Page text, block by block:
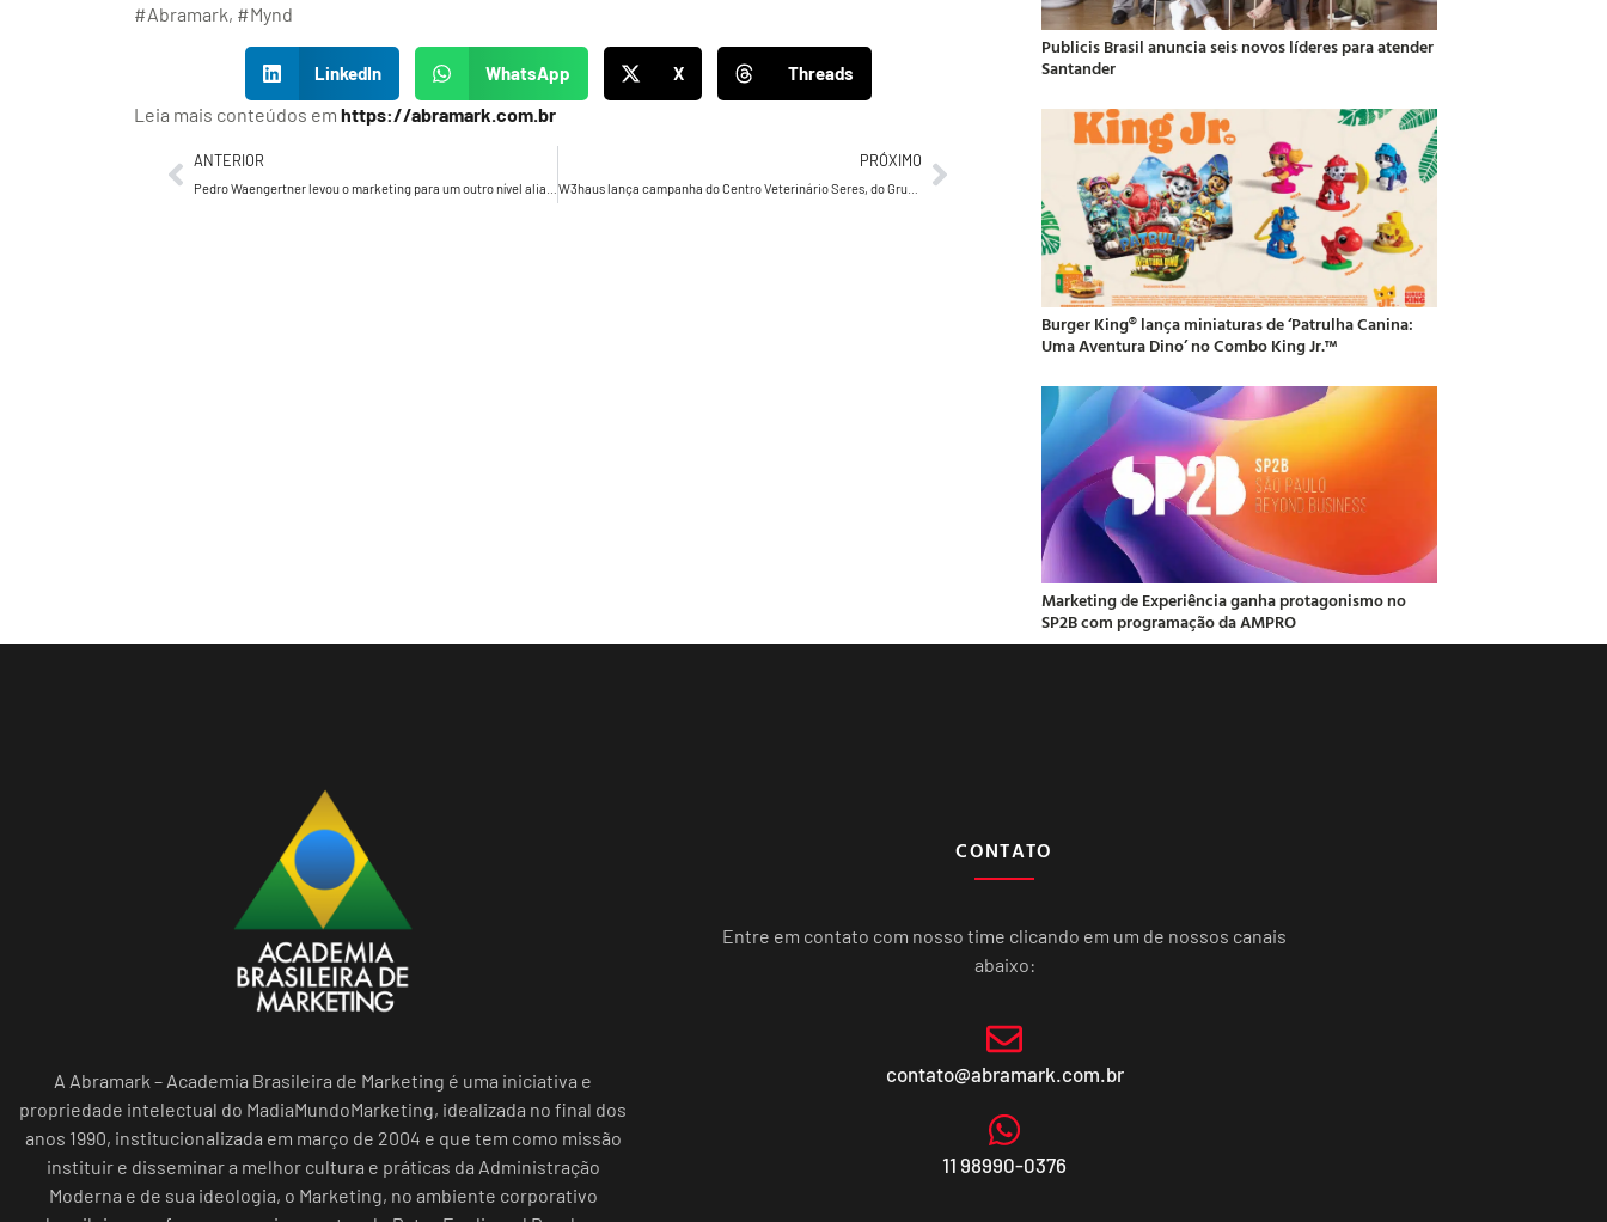
#Abramark, #Mynd
LinkedIn WhatsApp X Threads
Leia mais conteúdos em https://abramark.com.br
ANTERIOR PRÓXIMO
Publicis Brasil anuncia seis novos líderes para atender
Santander
Burger King® lança miniaturas de ‘Patrulha Canina:
Uma Aventura Dino’ no Combo King Jr.™
Marketing de Experiência ganha protagonismo no
SP2B com programação da AMPRO
A Abramark – Academia Brasileira de Marketing é uma iniciativa e
propriedade intelectual do MadiaMundoMarketing, idealizada no final dos
anos 1990, institucionalizada em março de 2004 e que tem como missão
instituir e disseminar a melhor cultura e práticas da Administração
Moderna e de sua ideologia, o Marketing, no ambiente corporativo
CONTATO
Entre em contato com nosso time clicando em um de nossos canais
abaixo:
contato@abramark.com.br
11 98990-0376